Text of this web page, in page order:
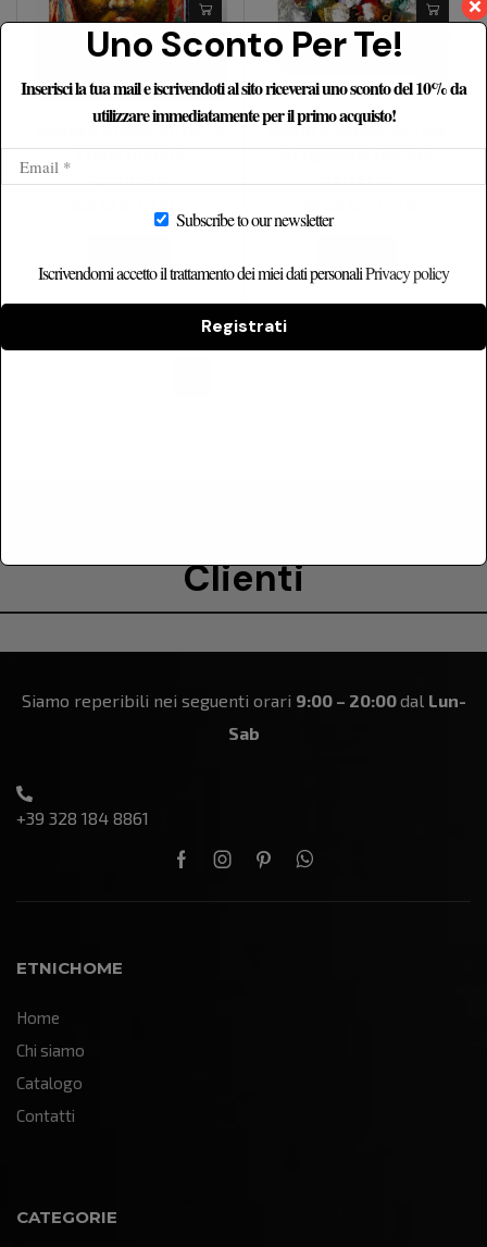
Tribal Dipinto
Quadro Moderno Tela
Artigianale Dipinto
Clienti
Siamo reperibili nei seguenti orari 9:00 – 20:00dal Lun-
Sab
+39 328 184 8861
ETNICHOME
Home
Chi siamo
Catalogo
Contatti
CATEGORIE
Uno Sconto Per Te!
Inserisci la tua mail e iscrivendoti al sito riceverai uno sconto del 10% da
utilizzare immediatamente per il primo acquisto!
Subscribe to our newsletter
Iscrivendomi accetto il trattamento dei miei dati personaliPrivacy policy
Registrati